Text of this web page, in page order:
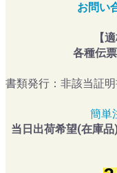
お問い
【
各種伝
書類発行：非該当証
簡単
当日出荷希望(在庫品